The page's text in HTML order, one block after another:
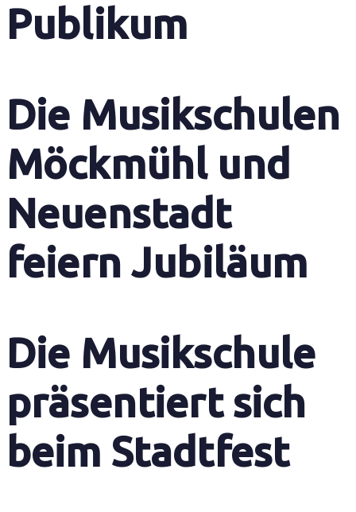
Publikum
Die Musikschulen
Möckmühl und
Neuenstadt
feiern Jubiläum
Die Musikschule
präsentiert sich
beim Stadtfest